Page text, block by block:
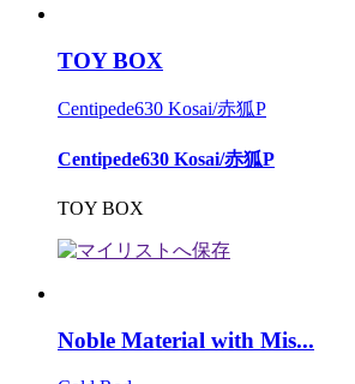
TOY BOX
Centipede630 Kosai/赤狐P
Centipede630 Kosai/赤狐P
TOY BOX
Noble Material with Mis...